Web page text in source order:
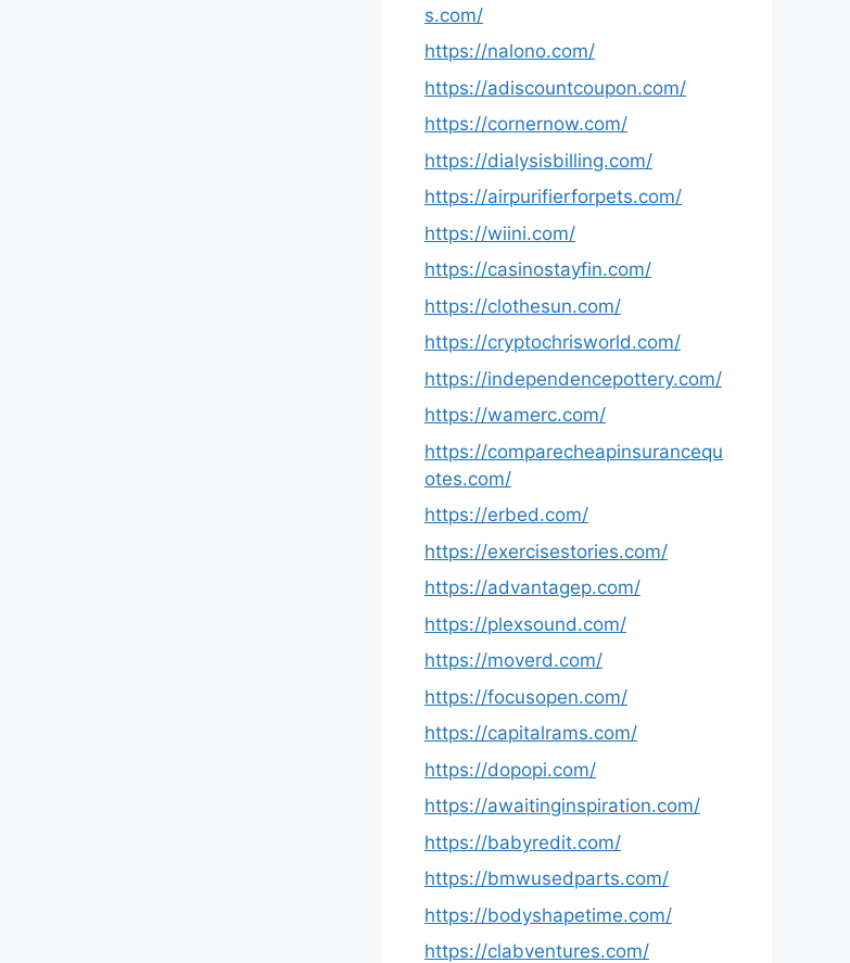
s.com/
https://nalono.com/
https://adiscountcoupon.com/
https://cornernow.com/
https://dialysisbilling.com/
https://airpurifierforpets.com/
https://wiini.com/
https://casinostayfin.com/
https://clothesun.com/
https://cryptochrisworld.com/
https://independencepottery.com/
https://wamerc.com/
https://comparecheapinsurancequ
otes.com/
https://erbed.com/
https://exercisestories.com/
https://advantagep.com/
https://plexsound.com/
https://moverd.com/
https://focusopen.com/
https://capitalrams.com/
https://dopopi.com/
https://awaitinginspiration.com/
https://babyredit.com/
https://bmwusedparts.com/
https://bodyshapetime.com/
https://clabventures.com/